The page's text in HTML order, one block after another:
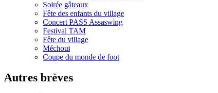
Soirée gâteaux
Fête des enfants du village
Concert PASS Assaswing
Festival TAM
Fête du village
Méchoui
Coupe du monde de foot
Autres brèves